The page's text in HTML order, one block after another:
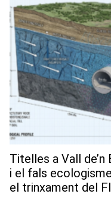
Titelles a Vall
i el fals
el trinxament del